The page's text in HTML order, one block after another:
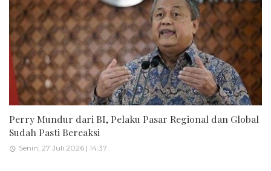
Perry Mundur dari BI, Pelaku Pasar Regional dan Global
Sudah Pasti Bereaksi
Senin, 27 Juli 2026 | 14:37